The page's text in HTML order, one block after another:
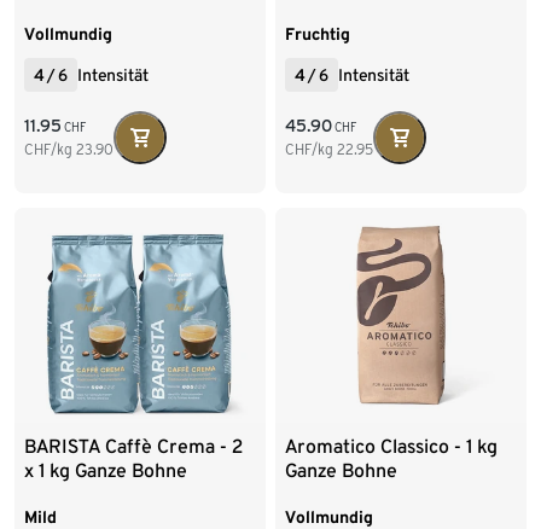
Vollmundig
4/6 Intensität
11.95 CHF
CHF/kg 23.90
Fruchtig
4/6 Intensität
45.90CHF
CHF/kg 22.95
BARISTA Caffè Crema - 2
x 1 kg Ganze Bohne
Mild
Aromatico Classico - 1 kg
Ganze Bohne
Vollmundig